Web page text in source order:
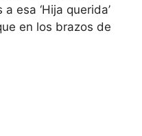
esa ‘Hija querida’
en los brazos de